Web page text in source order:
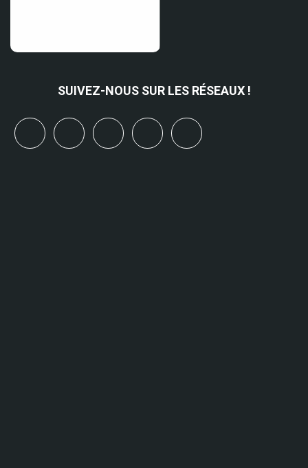
SUIVEZ-NOUS SUR LES RÉSEAUX !
linkedinyoutubebluesky mastodon